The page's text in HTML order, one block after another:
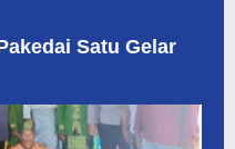
Satu Gelar